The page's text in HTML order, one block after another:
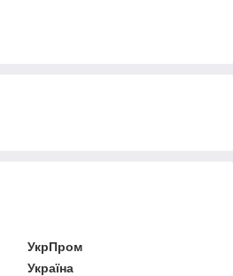
УкрПром
Україна